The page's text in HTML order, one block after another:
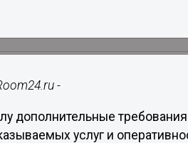
-
дополнительные
услуг и